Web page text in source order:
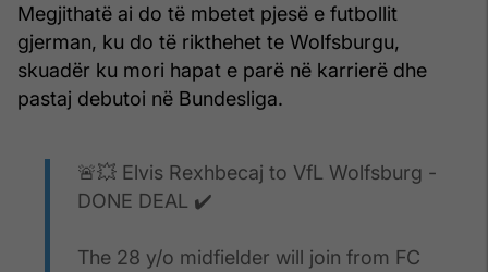
Megjithatë ai do të mbetet pjesë e futbollit
gjerman, ku do të rikthehet te Wolfsburgu,
skuadër ku mori hapat e parë në karrierë dhe
pastaj debutoi në Bundesliga.
🚨💥 Elvis Rexhbecaj to VfL Wolfsburg -
DONE DEAL ✔️
The 28 y/o midfielder will join from FC